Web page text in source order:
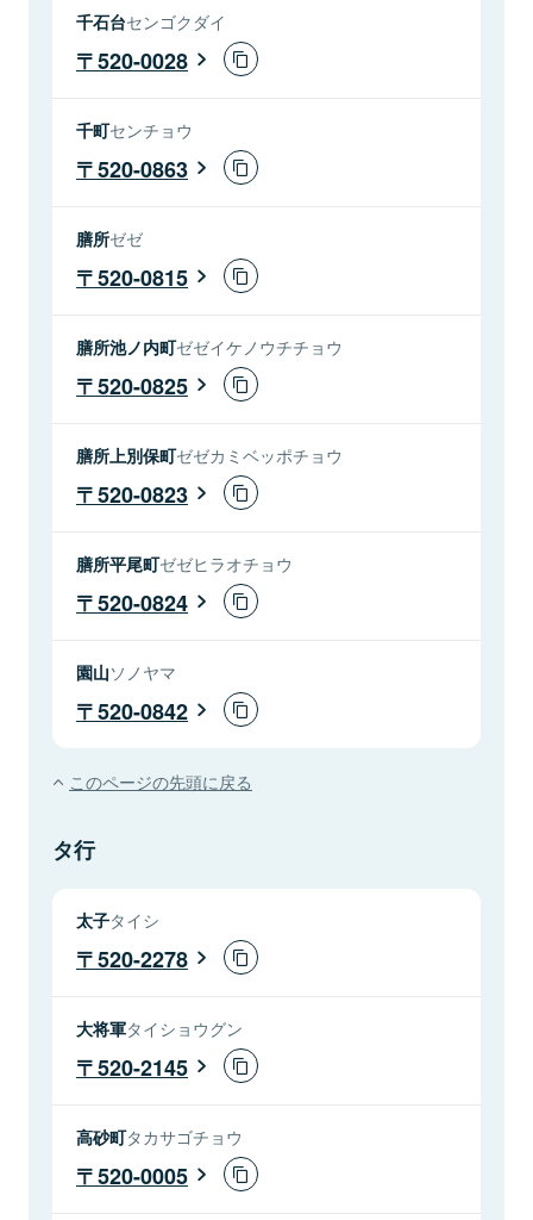
千石台センゴクダイ
520-0028
千町センチョウ
520-0863
膳所ゼゼ
520-0815
膳所池ノ内町ゼゼイケノウチチョウ
520-0825
膳所上別保町ゼゼカミベッポチョウ
520-0823
膳所平尾町ゼゼヒラオチョウ
520-0824
園山ソノヤマ
520-0842
このページの先頭に戻る
タ行
太子タイシ
520-2278
大将軍タイショウグン
520-2145
高砂町タカサゴチョウ
520-0005